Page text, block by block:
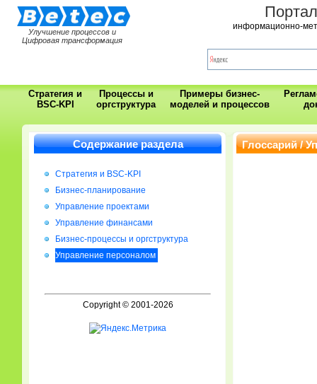
Улучшение процессов и
Цифровая трансформация
информационно-
Стратегия и
BSC-KPI
Процессы и
оргструктура
Примеры бизнес-
моделей и процессов
Содержание раздела
Стратегия и BSC-KPI
Бизнес-планирование
Управление проектами
Управление финансами
Бизнес-процессы и оргструктура
Управление персоналом
Copyright © 2001-2026
Глоссарий /